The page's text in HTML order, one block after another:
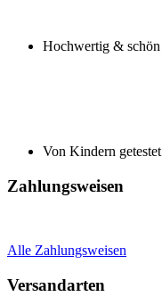
Hochwertig & schön
Von Kindern getestet
Zahlungsweisen
Alle Zahlungsweisen
Versandarten